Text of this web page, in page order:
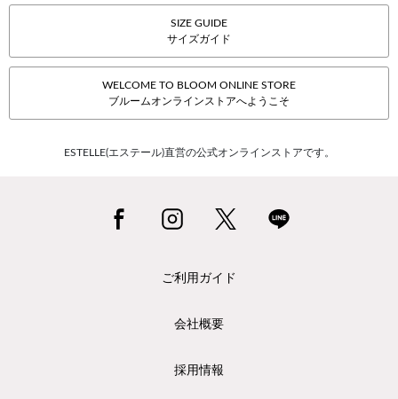
SIZE GUIDE
サイズガイド
WELCOME TO BLOOM ONLINE STORE
ブルームオンラインストアへようこそ
ESTELLE(エステール)直営の公式オンラインストアです。
ご利用ガイド
会社概要
採用情報